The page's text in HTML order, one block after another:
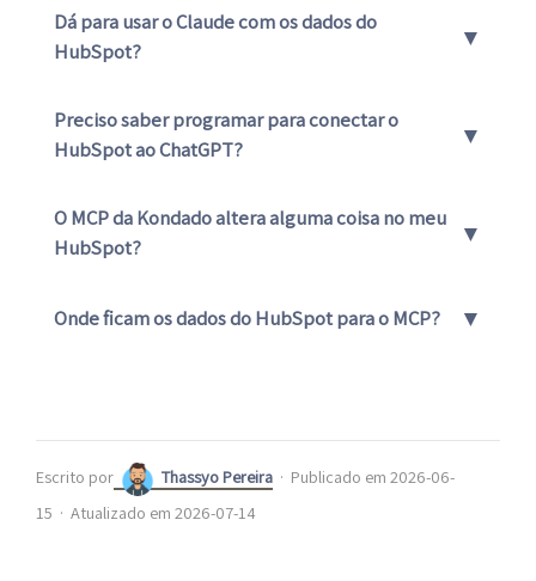
Dá para usar o Claude com os dados do
HubSpot?
▼
Preciso saber programar para conectar o
HubSpot ao ChatGPT?
▼
O MCP da Kondado altera alguma coisa no meu
HubSpot?
▼
Onde ficam os dados do HubSpot para o MCP? ▼
Escrito por Thassyo Pereira · Publicado em 2026-06-
15 · Atualizado em 2026-07-14